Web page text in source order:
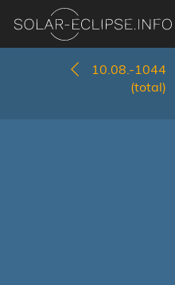
10.08.-1044
(total)